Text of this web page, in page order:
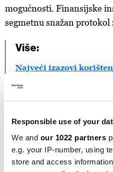
Responsible use of your
We and our 1022 partners
e.g. your IP-number, using
store and access
mogućnosti. Finansijske
segmetnu snažan protokol
Više:
Najveći izazovi
Uticaj Zakona na
Novi zakonski okvir je
priliku, ali u ovom
Kako se radi o novini,
u narednom periodu